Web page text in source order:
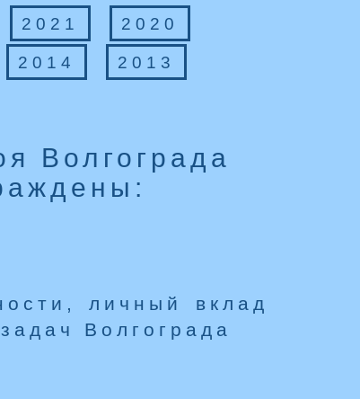
2021 2020
2014
2013
Волгограда
личный вклад
Волгограда